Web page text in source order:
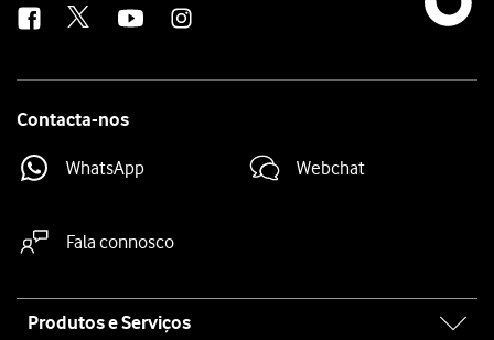
Contacta-nos
WhatsApp Webchat
Fala connosco
map
Produtos e Serviços